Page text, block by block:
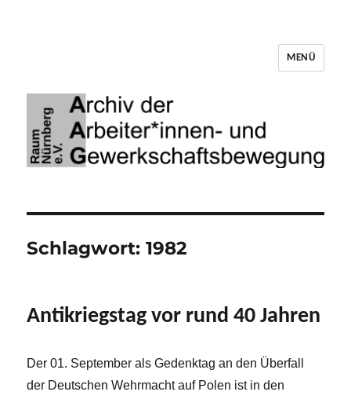
Gewerkschaftsbewegung Raum Nürnberg
MENÜ
Schlagwort:1982
Antikriegstag vor rund 40 Jahren
Der 01. September als Gedenktag an den Überfall
der Deutschen Wehrmacht auf Polen ist in den